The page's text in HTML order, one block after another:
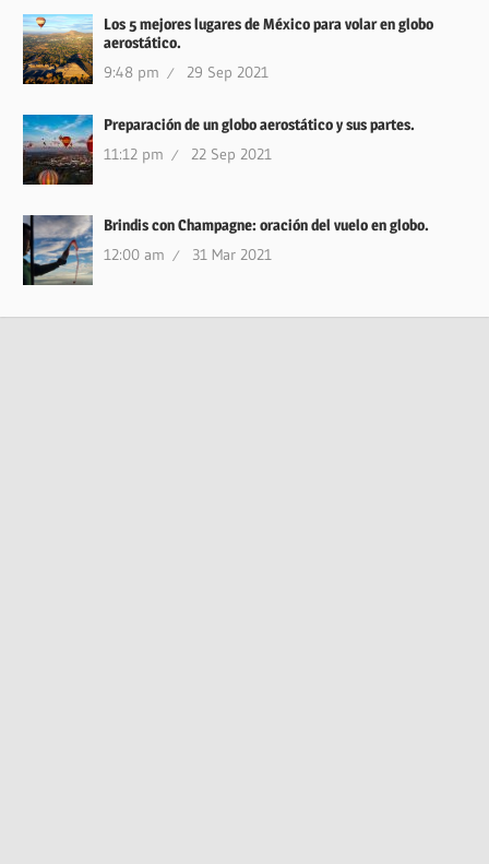
Los 5 mejores lugares de México para volar en globo
aerostático.
9:48 pm 29 Sep 2021
Preparación de un globo aerostático y sus partes.
11:12 pm 22 Sep 2021
Brindis con Champagne: oración del vuelo en globo.
12:00 am 31 Mar 2021